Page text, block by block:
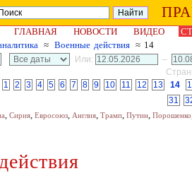
ГЛАВНАЯ НОВОСТИ ВИДЕО
≈ Военные действия ≈ 14
Или:
–
1
2 3 4 5 6 7 8 9 10 11 12 13 14
31
, Сирия, Евросоюз, Англия, Трамп, Путин, Порошенко